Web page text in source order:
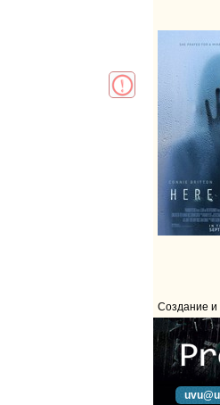
Создание и